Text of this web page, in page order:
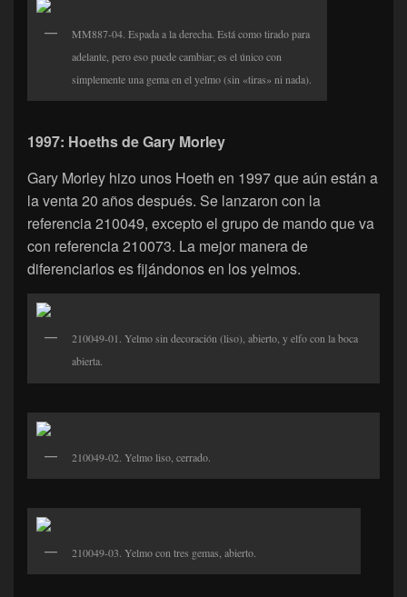
MM887-04. Espada a la derecha. Está como tirado para
adelante, pero eso puede cambiar; es el único con
simplemente una gema en el yelmo (sin «tiras» ni nada).
1997: Hoeths de Gary Morley
Gary Morley hizo unos Hoeth en 1997 que aún están a
la venta 20 años después. Se lanzaron con la
referencia 210049, excepto el grupo de mando que va
con referencia 210073. La mejor manera de
diferenciarlos es fijándonos en los yelmos.
210049-01. Yelmo sin decoración (liso), abierto, y elfo con la boca
abierta.
210049-02. Yelmo liso, cerrado.
210049-03. Yelmo con tres gemas, abierto.